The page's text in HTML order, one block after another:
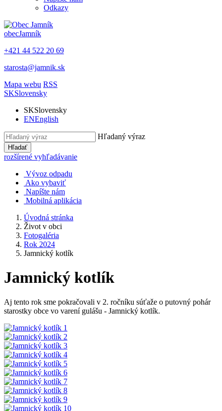
Odkazy
obecJamník
+421 44 522 20 69
starosta@jamnik.sk
Mapa webu RSS
SKSlovensky
SKSlovensky
ENEnglish
Hľadaný výraz
Hľadať
rozšírené vyhľadávanie
Vývoz odpadu
Ako vybaviť
Napíšte nám
Mobilná aplikácia
Úvodná stránka
Život v obci
Fotogaléria
Rok 2024
Jamnický kotlík
Jamnický kotlík
Aj tento rok sme pokračovali v 2. ročníku súťaže o putovný pohár
starostky obce vo varení gulášu - Jamnický kotlík.